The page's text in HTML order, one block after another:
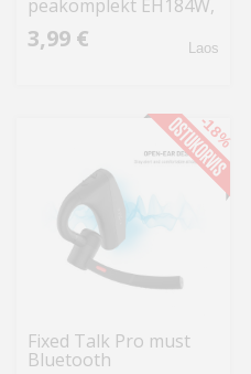
peakomplekt EH184W,
valge
3,99 € Laos
Fixed Talk Pro must
Bluetooth
-18%